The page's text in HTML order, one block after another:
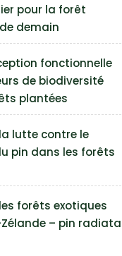
pour la forêt
demain
fonctionnelle
de biodiversité
plantées
lutte contre le
pin dans les forêts
forêts exotiques
– pin radiata